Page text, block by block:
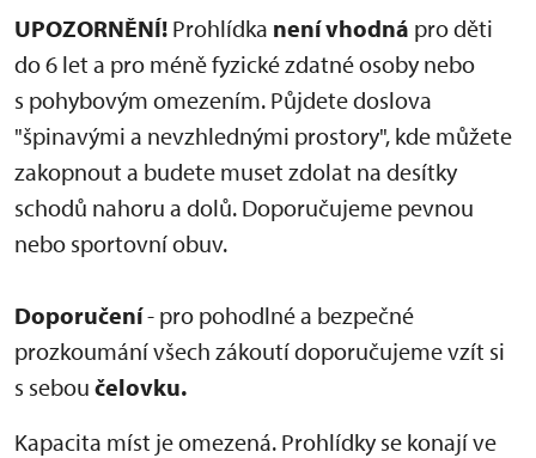
UPOZORNĚNÍ! Prohlídka není vhodná pro děti
do 6 let a pro méně fyzické zdatné osoby nebo
s pohybovým omezením. Půjdete doslova
"špinavými a nevzhlednými prostory", kde můžete
zakopnout a budete muset zdolat na desítky
schodů nahoru a dolů. Doporučujeme pevnou
nebo sportovní obuv.
Doporučení- pro pohodlné a bezpečné
prozkoumání všech zákoutí doporučujeme vzít si
s sebou čelovku.
Kapacita míst je omezená. Prohlídky se konají ve